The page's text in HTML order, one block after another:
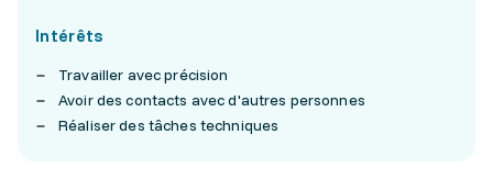
Intérêts
Travailler avec précision
Avoir des contacts avec d'autres personnes
Réaliser des tâches techniques